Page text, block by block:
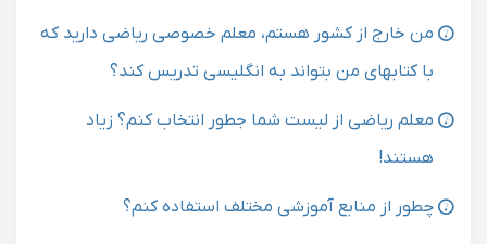
من خارج از کشور هستم، معلم خصوصی ریاضی دارید که
با کتابهای من بتواند به انگلیسی تدریس کند؟
معلم ریاضی از لیست شما جطور انتخاب کنم؟ زیاد
هستند!
چطور از منابع آموزشی مختلف استفاده کنم؟